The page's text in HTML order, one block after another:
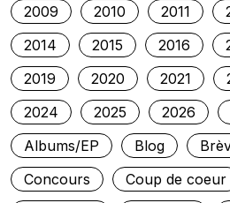
2009 2010 2011
2014
2015 2016
2019
2020 2021
2024
2025 2026
Albums/EP
Blog
Concours
Coup de coeur